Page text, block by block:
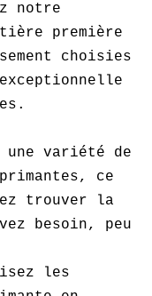
notre
première
choisies
une variété de
ce
trouver la
besoin, peu
les